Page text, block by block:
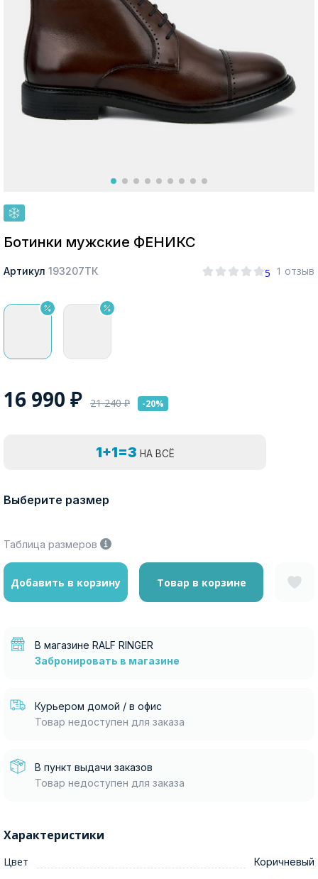
Москва
Покупателям
Ботинки мужские ФЕНИКС
Артикул 193207ТК 5 1 отзыв
16 990 ₽ 21 240₽ -20%
1+1=3 НА ВСЁ
Выберите размер
Таблица размеров
Добавить в корзину Товар в корзине
В магазине RALF RINGER
Забронировать в магазине
Курьером домой / в офис
Товар недоступен для заказа
В пункт выдачи заказов
Товар недоступен для заказа
Характеристики
Цвет Коричневый